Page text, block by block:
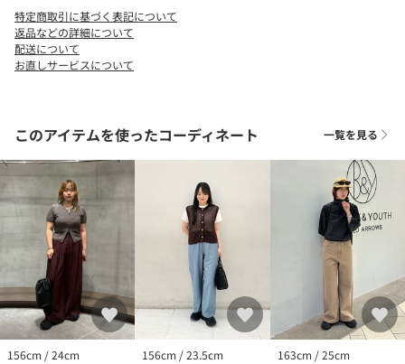
※シューズの重量は、シューズ本体のみ両足の重量となります。
箱や付属品は計測に含まれません。
※商品に不良が無い場合、包装紙および箱の破損がございまして
も発送いたします。あらかじめご了承ください。
店舗へお問い合わせの際は、全国のBEAUTY&YOUTH各店舗まで下
記の品名/品番をお申し付けください。
品名：SC*HOKA W BONDI 9◇ 品番：18314998489
特定商取引に基づく表記について
返品などの詳細について
配送について
お直しサービスについて
このアイテムを使ったコーディネート 一覧を見る
156cm / 24cm 156cm / 23.5cm 163cm / 25cm